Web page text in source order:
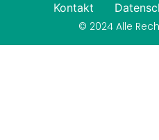
Kontakt
© 2024 Alle